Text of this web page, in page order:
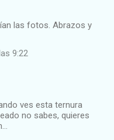
las fotos. Abrazos y
9:22
ves esta ternura
no sabes, quieres